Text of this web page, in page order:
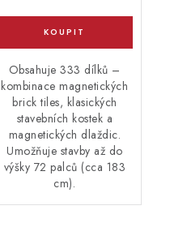
Obsahuje 333 dílků –
kombinace magnetických
brick tiles, klasických
stavebních kostek a
magnetických dlaždic.
Umožňuje stavby až do
výšky 72 palců (cca 183
cm).